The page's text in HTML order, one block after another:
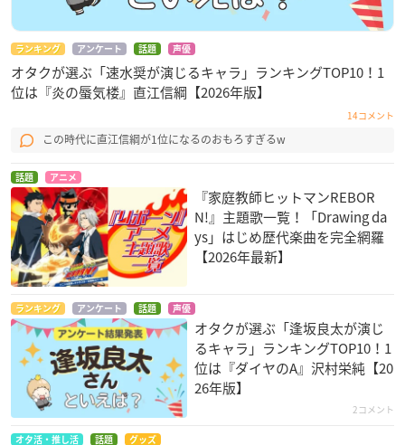
ランキング アンケート 話題 声優
オタクが選ぶ「速水奨が演じるキャラ」ランキングTOP10！1
位は『炎の蜃気楼』直江信綱【2026年版】
14コメント
この時代に直江信綱が1位になるのおもろすぎるw
話題 アニメ
『家庭教師ヒットマンREBOR
N!』主題歌一覧！「Drawing da
ys」はじめ歴代楽曲を完全網羅
【2026年最新】
ランキング アンケート 話題 声優
オタクが選ぶ「逢坂良太が演じ
るキャラ」ランキングTOP10！1
位は『ダイヤのA』沢村栄純【20
26年版】
2コメント
オタ活・推し活 話題 グッズ